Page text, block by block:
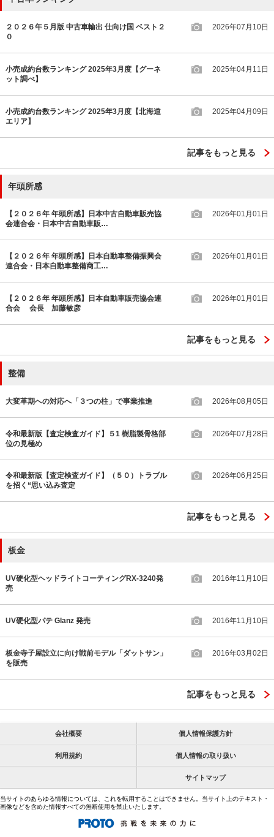
２０２６年５月版 中古車輸出 仕向け国 ベスト２
０
2026年07月10日
小売成約台数ランキング 2025年3月度【グーネ
ット調べ】
2025年04月11日
小売成約台数ランキング 2025年3月度【北海道
エリア】
2025年04月09日
記事をもっと見る
年頭所感
【２０２６年 年頭所感】日本中古自動車販売協
会連合会・日本中古自動車販…
2026年01月01日
【２０２６年 年頭所感】日本自動車整備振興会
連合会・日本自動車整備商工…
2026年01月01日
【２０２６年 年頭所感】日本自動車販売協会連
合会 会長 加藤敏彦
2026年01月01日
記事をもっと見る
整備
大変革期への対応へ「３つの柱」で事業推進 2026年08月05日
令和最新版【査定検査ガイド】５1 樹脂製骨格部
位の見極め
2026年07月28日
令和最新版【査定検査ガイド】（５０）トラブル
を招く“思い込み査定
2026年06月25日
記事をもっと見る
板金
UV硬化型ヘッドライトコーティングRX-3240発
売
2016年11月10日
UV硬化型パテ Glanz 発売 2016年11月10日
板金寺子屋設立に向け戦前モデル「ダットサン」
を販売
2016年03月02日
記事をもっと見る
会社概要 個人情報保護方針
利用規約 個人情報の取り扱い
サイトマップ
当サイトのあらゆる情報については、これを転用することはできません。当サイト上のテキスト・
画像などを含めた情報すべての無断使用を禁止いたします。